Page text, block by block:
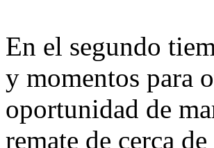
En el segundo
y momentos para
oportunidad de
remate de cerca